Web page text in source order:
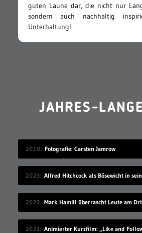
guten Laune dar, die nicht nur
sondern auch nachhaltig
Unterhaltung!
JAHRES-
2010 Fotografie: Carsten Jamrow
2023
2022
2021 Animierter Kurzfilm: „Like and